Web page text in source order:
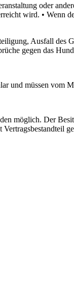
oder
wird. •
Ausfall des
gegen das
und müssen vom
möglich. Der